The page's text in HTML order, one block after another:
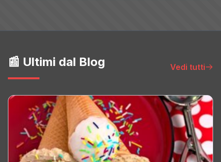
📰 Ultimi dal Blog Vedi tutti